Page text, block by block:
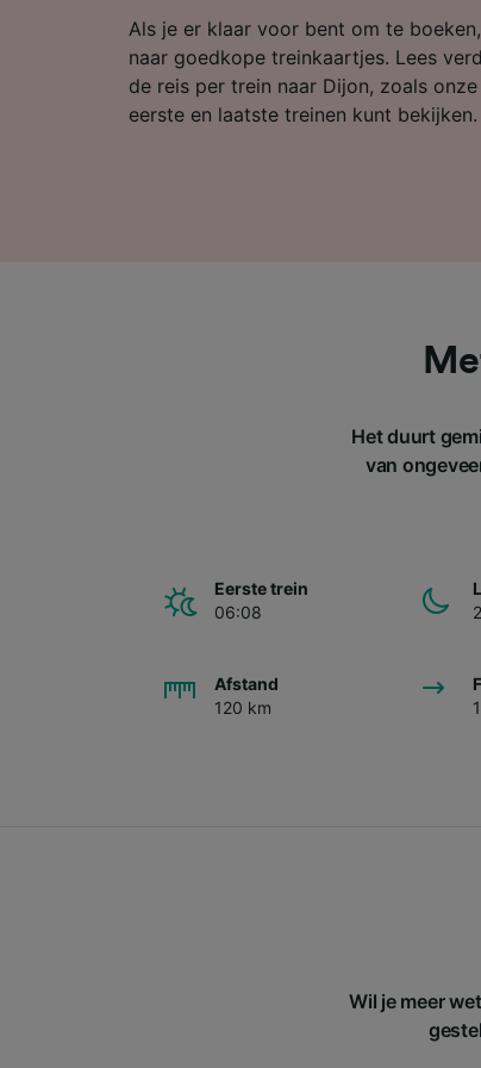
Als je er klaar voor bent om te
naar goedkope treinkaartjes. Lees
de reis per trein naar Dijon, zoals
eerste en laatste treinen kunt bekijken.
Het duurt
van
Eerste trein
06:08
Afstand
120 km
Wil je meer